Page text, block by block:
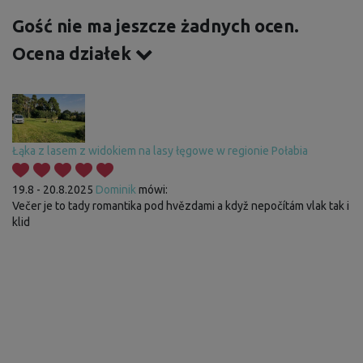
Gość nie ma jeszcze żadnych ocen.
Ocena działek
Łąka z lasem z widokiem na lasy łęgowe w regionie Połabia
19.8 - 20.8.2025 Dominik mówi:
Večer je to tady romantika pod hvězdami a když nepočítám vlak tak i
klid